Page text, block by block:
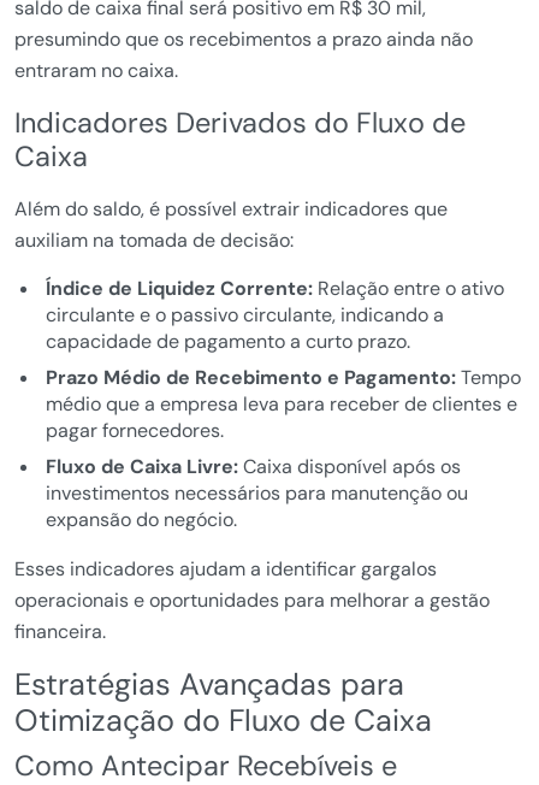
saldo de caixa final será positivo em R$ 30 mil,
presumindo que os recebimentos a prazo ainda não
entraram no caixa.
Indicadores Derivados do Fluxo de
Caixa
Além do saldo, é possível extrair indicadores que
auxiliam na tomada de decisão:
Índice de Liquidez Corrente:Relação entre o ativo
circulante e o passivo circulante, indicando a
capacidade de pagamento a curto prazo.
Prazo Médio de Recebimento e Pagamento:Tempo
médio que a empresa leva para receber de clientes e
pagar fornecedores.
Fluxo de Caixa Livre:Caixa disponível após os
investimentos necessários para manutenção ou
expansão do negócio.
Esses indicadores ajudam a identificar gargalos
operacionais e oportunidades para melhorar a gestão
financeira.
Estratégias Avançadas para
Otimização do Fluxo de Caixa
Como Antecipar Recebíveis e